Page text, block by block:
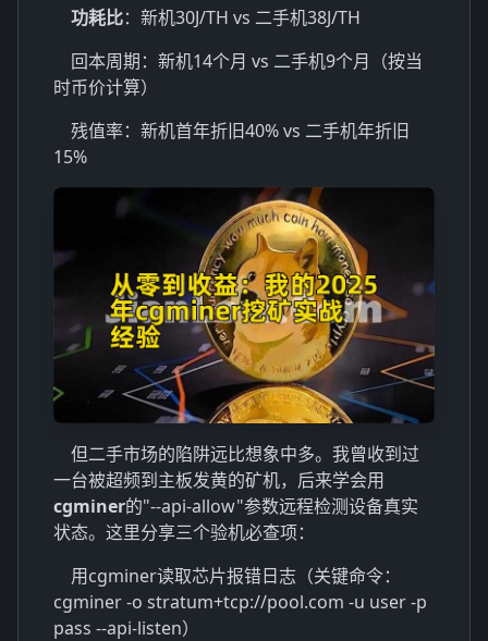
功耗比：新机30J/TH vs 二手机38J/TH
回本周期：新机14个月 vs 二手机9个月（按当
时币价计算）
残值率：新机首年折旧40% vs 二手机年折旧
15%
但二手市场的陷阱远比想象中多。我曾收到过
一台被超频到主板发黄的矿机，后来学会用
cgminer的"--api-allow"参数远程检测设备真实
状态。这里分享三个验机必查项：
用cgminer读取芯片报错日志（关键命令：
cgminer -o stratum+tcp://pool.com -u user -p
pass --api-listen）